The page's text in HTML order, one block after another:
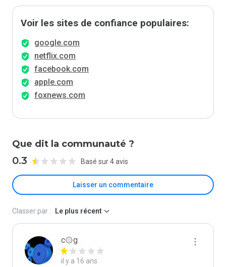
Voir les sites de confiance populaires:
google.com
netflix.com
facebook.com
apple.com
foxnews.com
Que dit la communauté ?
0.3 Basé sur 4 avis
Laisser un commentaire
Classer par : Le plus récent
c۞g
il y a 16 ans